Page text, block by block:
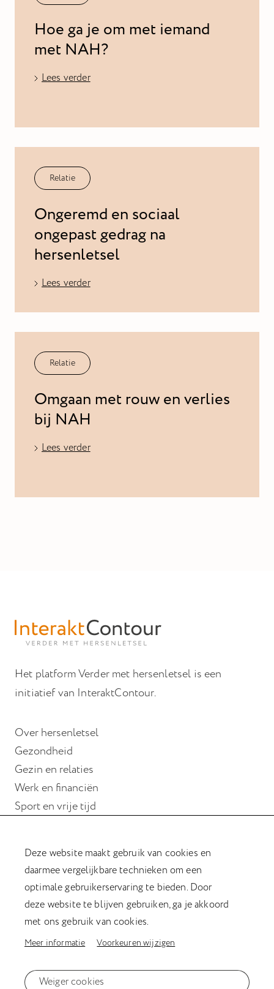
Hoe ga je om met iemand
met NAH?
Lees verder
Relatie
Ongeremd en sociaal
ongepast gedrag na
hersenletsel
Lees verder
Relatie
Omgaan met rouw en verlies
bij NAH
Lees verder
Het platform Verder met hersenletsel is een
initiatief van InteraktContour.
Over hersenletsel
Gezondheid
Gezin en relaties
Werk en financiën
Sport en vrije tijd
Wonen
Hulp bij hersenletsel
Magazine Verder met hersenletsel
Kookboek
Afasiesleutelhanger
Privacyverklaring
Deze website maakt gebruik van cookies en
daarmee vergelijkbare technieken om een
optimale gebruikerservaring te bieden. Door
deze website te blijven gebruiken, ga je akkoord
met ons gebruik van cookies.
Meer informatie Voorkeuren wijzigen
Weiger cookies